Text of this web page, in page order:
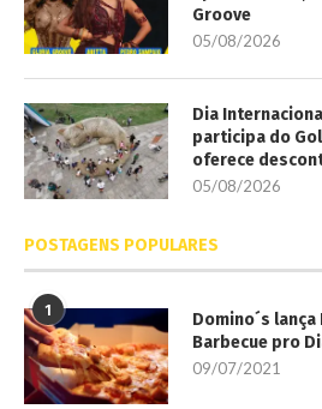
Groove
05/08/2026
Dia
participa do
oferece
05/08/2026
POSTAGENS POPULARES
1
Domino´s
Barbecue pro
09/07/2021